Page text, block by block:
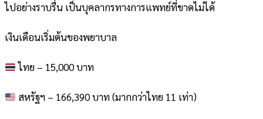
ไปอย่างราบรื่น เป็นบุคลากรทางการแพทย์ที่ขาดไม่ได้
เงินเดือนเริ่มต้นของพยาบาล
ไทย – 15,000 บาท
สหรัฐฯ – 166,390 บาท (มากกว่าไทย 11 เท่า)